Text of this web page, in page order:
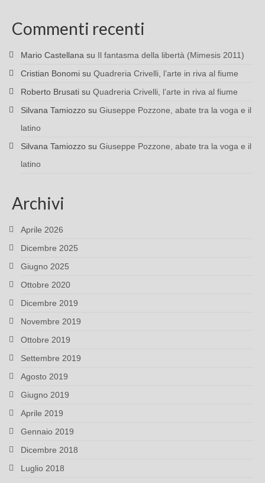
Commenti recenti
Mario Castellana su Il fantasma della libertà (Mimesis 2011)
Cristian Bonomi su Quadreria Crivelli, l’arte in riva al fiume
Roberto Brusati su Quadreria Crivelli, l’arte in riva al fiume
Silvana Tamiozzo su Giuseppe Pozzone, abate tra la voga e il
latino
Silvana Tamiozzo su Giuseppe Pozzone, abate tra la voga e il
latino
Archivi
Aprile 2026
Dicembre 2025
Giugno 2025
Ottobre 2020
Dicembre 2019
Novembre 2019
Ottobre 2019
Settembre 2019
Agosto 2019
Giugno 2019
Aprile 2019
Gennaio 2019
Dicembre 2018
Luglio 2018